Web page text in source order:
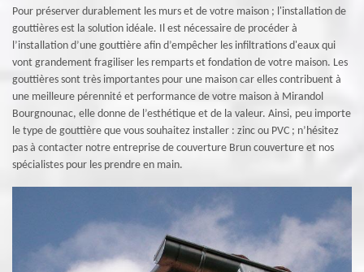
Pour préserver durablement les murs et de votre maison ; l'installation de
gouttières est la solution idéale. Il est nécessaire de procéder à
l’installation d’une gouttière afin d’empêcher les infiltrations d'eaux qui
vont grandement fragiliser les remparts et fondation de votre maison. Les
gouttières sont très importantes pour une maison car elles contribuent à
une meilleure pérennité et performance de votre maison à Mirandol
Bourgnounac, elle donne de l’esthétique et de la valeur. Ainsi, peu importe
le type de gouttière que vous souhaitez installer : zinc ou PVC ; n’hésitez
pas à contacter notre entreprise de couverture Brun couverture et nos
spécialistes pour les prendre en main.